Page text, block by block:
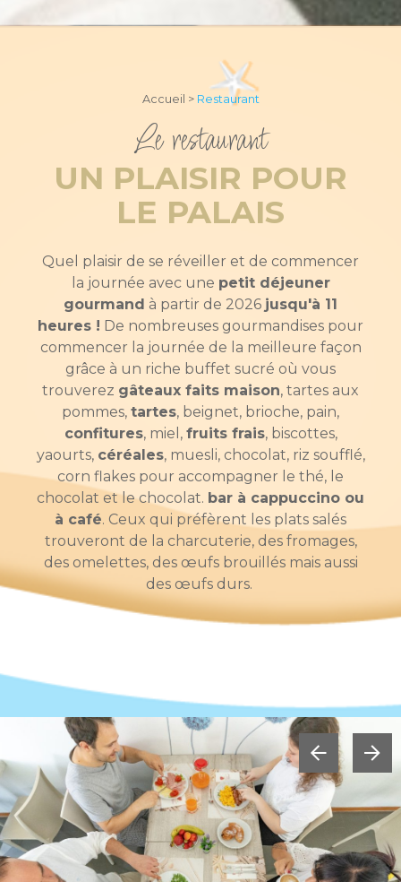
Accueil >Restaurant
Le restaurant
UN PLAISIR POUR
LE PALAIS
Quel plaisir de se réveiller et de commencer
la journée avec une petit déjeuner
gourmand à partir de 2026 jusqu'à 11
heures ! De nombreuses gourmandises pour
commencer la journée de la meilleure façon
grâce à un riche buffet sucré où vous
trouverez gâteaux faits maison, tartes aux
pommes, tartes, beignet, brioche, pain,
confitures, miel, fruits frais, biscottes,
yaourts, céréales, muesli, chocolat, riz soufflé,
corn flakes pour accompagner le thé, le
chocolat et le chocolat. bar à cappuccino ou
à café. Ceux qui préfèrent les plats salés
trouveront de la charcuterie, des fromages,
des omelettes, des œufs brouillés mais aussi
des œufs durs.